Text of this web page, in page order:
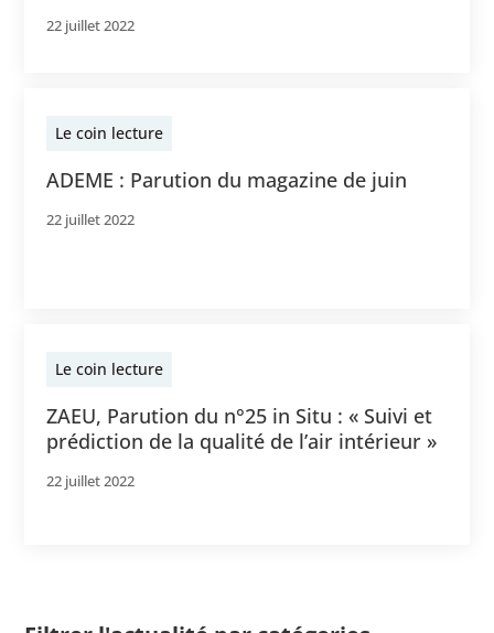
22 juillet 2022
Le coin lecture
ADEME : Parution du magazine de juin
22 juillet 2022
Le coin lecture
ZAEU, Parution du n°25 in Situ : « Suivi et
prédiction de la qualité de l’air intérieur »
22 juillet 2022